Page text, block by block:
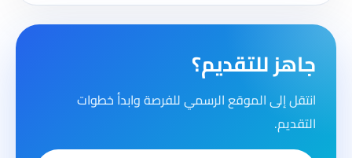
جاهز للتقديم؟
انتقل إلى الموقع الرسمي للفرصة وابدأ خطوات
التقديم.